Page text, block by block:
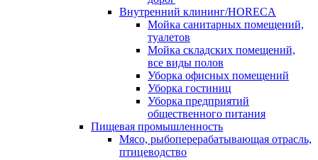
Внутренний клининг/HORECA
Мойка санитарных помещений,
туалетов
Мойка складских помещений,
все виды полов
Уборка офисных помещений
Уборка гостиниц
Уборка предприятий
общественного питания
Пищевая промышленность
Мясо, рыбоперерабатывающая отрасль,
птицеводство